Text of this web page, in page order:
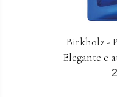
Birkholz -
Elegante e